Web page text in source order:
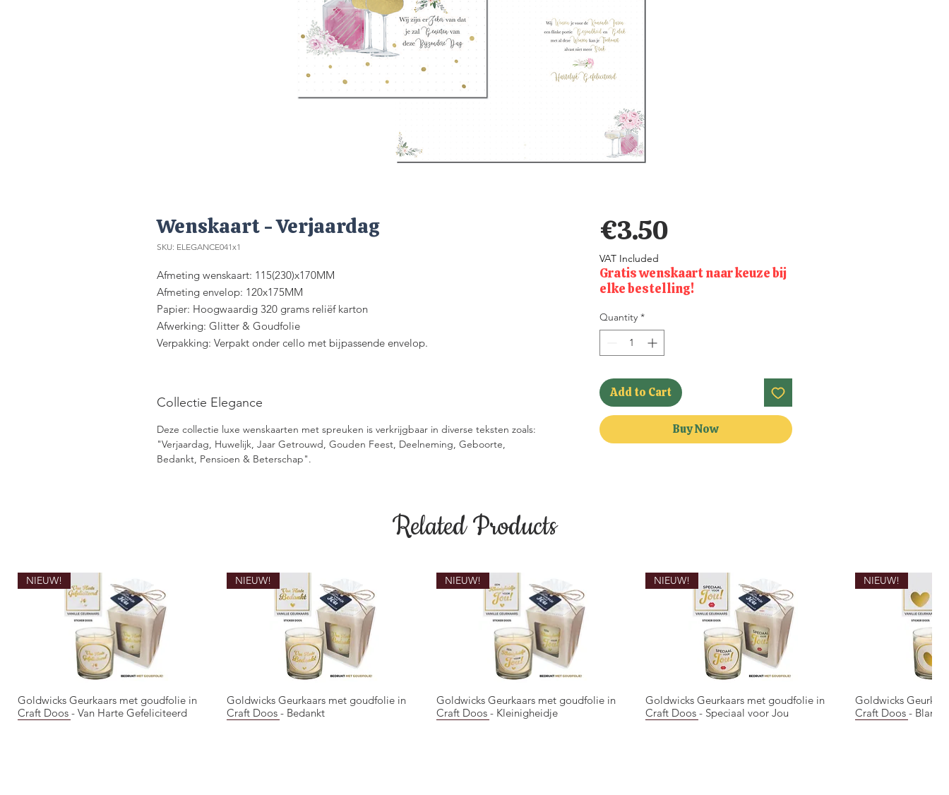
Wenskaart - Verjaardag
SKU: ELEGANCE041x1
Afmeting wenskaart: 115(230)x170MM
Afmeting envelop: 120x175MM
Papier: Hoogwaardig 320 grams reliëf karton
Afwerking: Glitter & Goudfolie
Verpakking: Verpakt onder cello met bijpassende envelop.
Collectie Elegance
Deze collectie luxe wenskaarten met spreuken is verkrijgbaar in diverse teksten zoals:
"Verjaardag, Huwelijk, Jaar Getrouwd, Gouden Feest, Deelneming, Geboorte,
Bedankt, Pensioen & Beterschap".
€3.50Price
VAT Included
Gratis wenskaart naar keuze bij
elke bestelling!
Quantity *
Add to Cart
Buy Now
Related Products
Quick View
NIEUW!
Goldwicks Geurkaars met goudfolie in
Craft Doos - Van Harte Gefeliciteerd
Quick View
NIEUW!
Goldwicks Geurkaars met goudfolie in
Craft Doos - Bedankt
Quick View
NIEUW!
Goldwicks Geurkaars met goudfolie in
Craft Doos - Kleinigheidje
Quick View
NIEUW!
Goldwicks Geurkaars met goudfolie in
Craft Doos - Speciaal voor Jou
NIEUW!
Goldwicks
Craft Doos -